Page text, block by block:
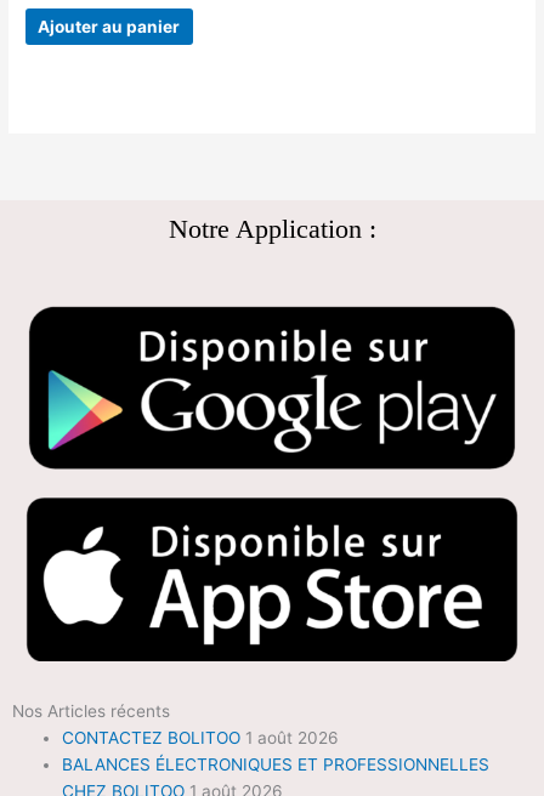
Ajouter au panier
Notre Application :
Nos Articles récents
CONTACTEZ BOLITOO 1 août 2026
BALANCES ÉLECTRONIQUES ET PROFESSIONNELLES
CHEZ BOLITOO 1 août 2026